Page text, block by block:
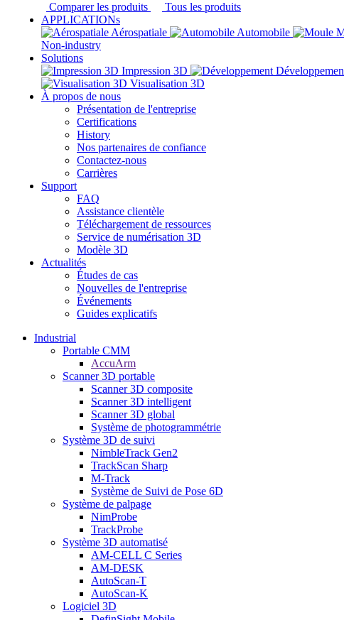
Comparer les produits
Tous les produits
APPLICATIONs
Aérospatiale
Automobile
Non-industry
Solutions
Impression 3D
Visualisation 3D
À propos de nous
Présentation de l'entreprise
Certifications
History
Nos partenaires de confiance
Contactez-nous
Carrières
Support
FAQ
Assistance clientèle
Téléchargement de ressources
Service de numérisation 3D
Modèle 3D
Actualités
Études de cas
Nouvelles de l'entreprise
Événements
Guides explicatifs
Industrial
Portable CMM
AccuArm
Scanner 3D portable
Scanner 3D composite
Scanner 3D intelligent
Scanner 3D global
Système de photogrammétrie
Système 3D de suivi
NimbleTrack Gen2
TrackScan Sharp
M-Track
Système de Suivi de Pose 6D
Système de palpage
NimProbe
TrackProbe
Système 3D automatisé
AM-CELL C Series
AM-DESK
AutoScan-T
AutoScan-K
Logiciel 3D